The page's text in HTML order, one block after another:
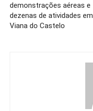
demonstrações aéreas e
dezenas de atividades em
Viana do Castelo